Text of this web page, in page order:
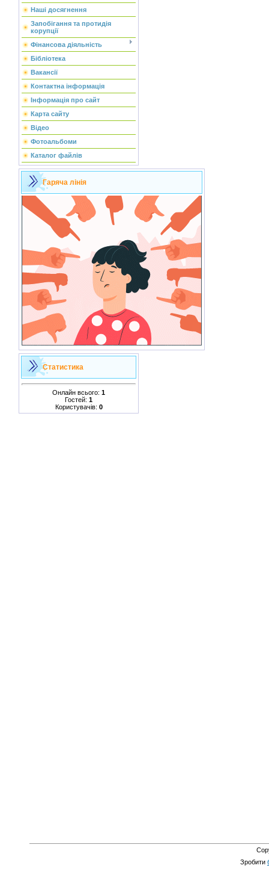
Наші досягнення
Запобігання та протидія
корупції
Фінансова діяльність
Бібліотека
Вакансії
Контактна інформація
Інформація про сайт
Карта сайту
Відео
Фотоальбоми
Каталог файлів
Гаряча лінія
Статистика
Онлайн всього: 1
Гостей: 1
Користувачів: 0
Зробити